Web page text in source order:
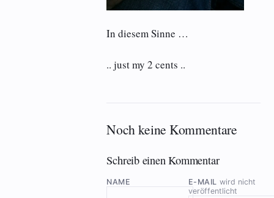
In diesem Sinne …
.. just my 2 cents ..
Noch keine Kommentare
Schreib einen Kommentar
NAME E-MAIL wird nicht
veröffentlicht